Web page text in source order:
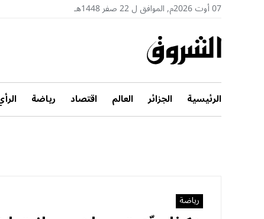
07 أوت 2026م, الموافق ل 22 صفر 1448هـ
الرئيسية الجزائر العالم اقتصاد رياضة
رياضة